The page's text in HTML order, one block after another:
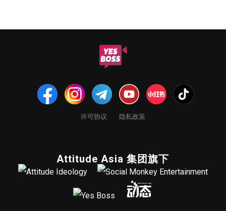
许可协议 隐私政策
Attitude Asia 集团旗下